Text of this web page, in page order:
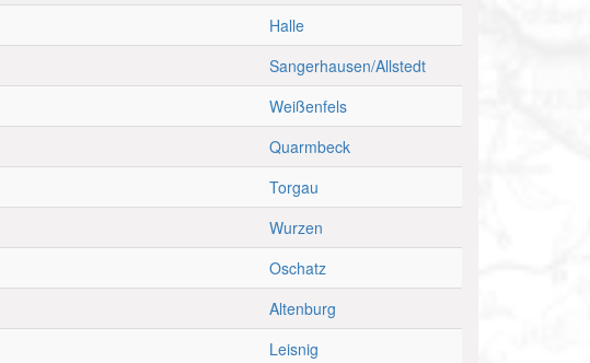
Halle
Sangerhausen/Allstedt
Weißenfels
Quarmbeck
Torgau
Wurzen
Oschatz
Altenburg
Leisnig